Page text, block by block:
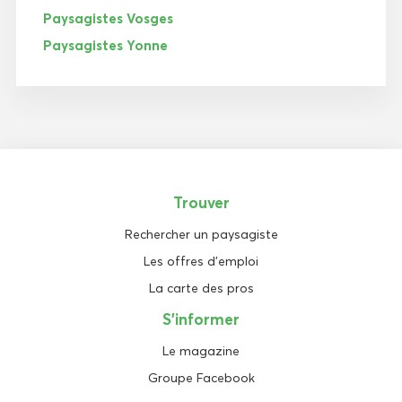
Paysagistes Vosges
Paysagistes Yonne
Trouver
Rechercher un paysagiste
Les offres d'emploi
La carte des pros
S'informer
Le magazine
Groupe Facebook